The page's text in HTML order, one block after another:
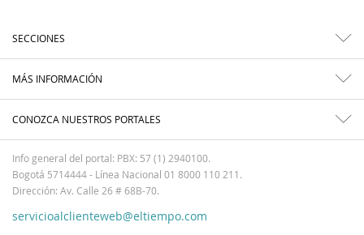
SECCIONES
MÁS INFORMACIÓN
CONOZCA NUESTROS PORTALES
Info general del portal: PBX: 57 (1) 2940100.
Bogotá 5714444 - Línea Nacional 01 8000 110 211.
Dirección: Av. Calle 26 # 68B-70.
servicioalclienteweb@eltiempo.com